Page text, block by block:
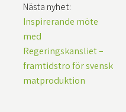
Nästa nyhet:
Inspirerande möte
med
Regeringskansliet –
framtidstro för svensk
matproduktion